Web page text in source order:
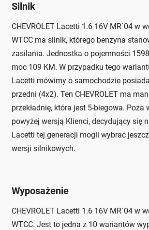
Silnik
CHEVROLET Lacetti 1.6 16V MR`04 w
WTCC ma silnik, którego benzyna
zasilania. Jednostka o pojemności
moc 109 KM. W przypadku tego
Lacetti mówimy o samochodzie
przedni (4x2). Ten CHEVROLET ma
przekładnię, która jest 5-biegowa. Poza
powyżej wersją Klienci, decydujący się
Lacetti tej generacji mogli wybrać
wersji silnikowych.
Wyposażenie
CHEVROLET Lacetti 1.6 16V MR`04 w
WTCC. Jest to jedna z 10 wariantów